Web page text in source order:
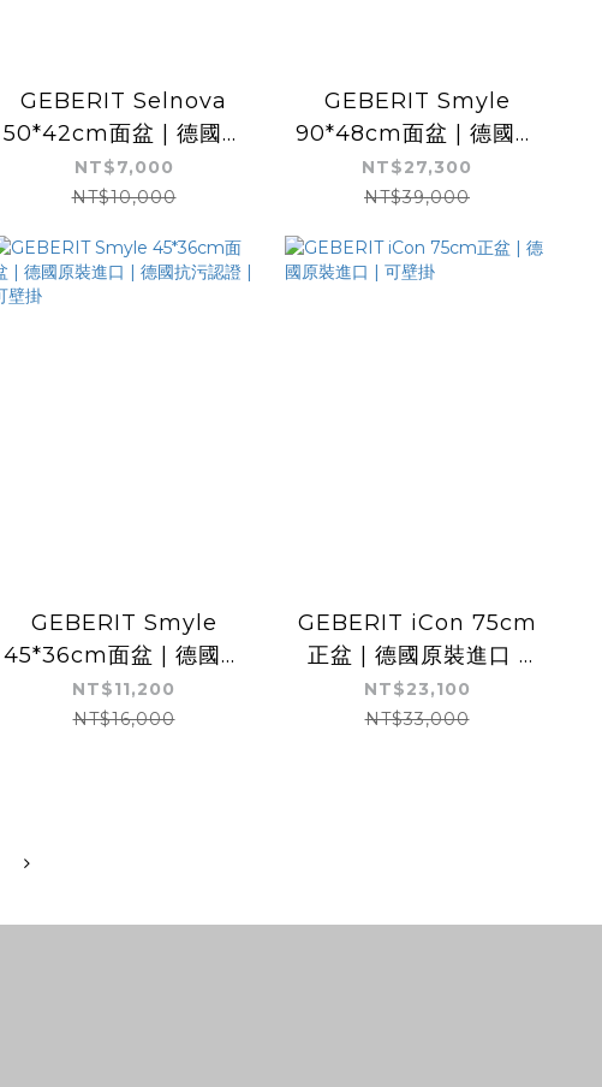
GEBERIT Selnova
50*42cm面盆 | 德國原
裝進口
NT$7,000
NT$10,000
GEBERIT Smyle
90*48cm面盆 | 德國原
裝進口 | 德國抗污認證 |
可壁掛 | 無龍頭孔
NT$27,300
NT$39,000
GEBERIT Smyle
45*36cm面盆 | 德國原
裝進口 | 德國抗污認證 |
可壁掛
NT$11,200
NT$16,000
GEBERIT iCon 75cm
正盆 | 德國原裝進口 |
可壁掛
NT$23,100
NT$33,000